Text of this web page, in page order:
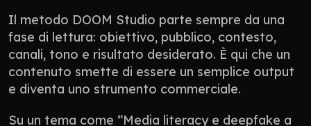
Il metodo DOOM Studio parte sempre da una
fase di lettura: obiettivo, pubblico, contesto,
canali, tono e risultato desiderato. È qui che un
contenuto smette di essere un semplice output
e diventa uno strumento commerciale.
Su un tema come “Media literacy e deepfake a